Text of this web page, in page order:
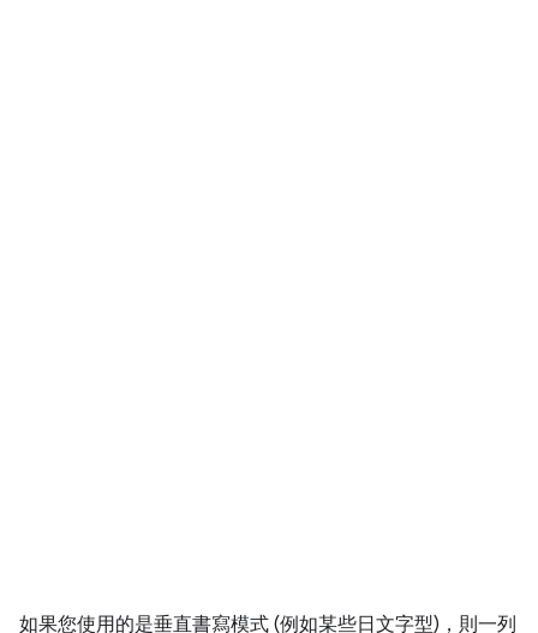
如果您使用的是垂直書寫模式 (例如某些日文字型)，則一列